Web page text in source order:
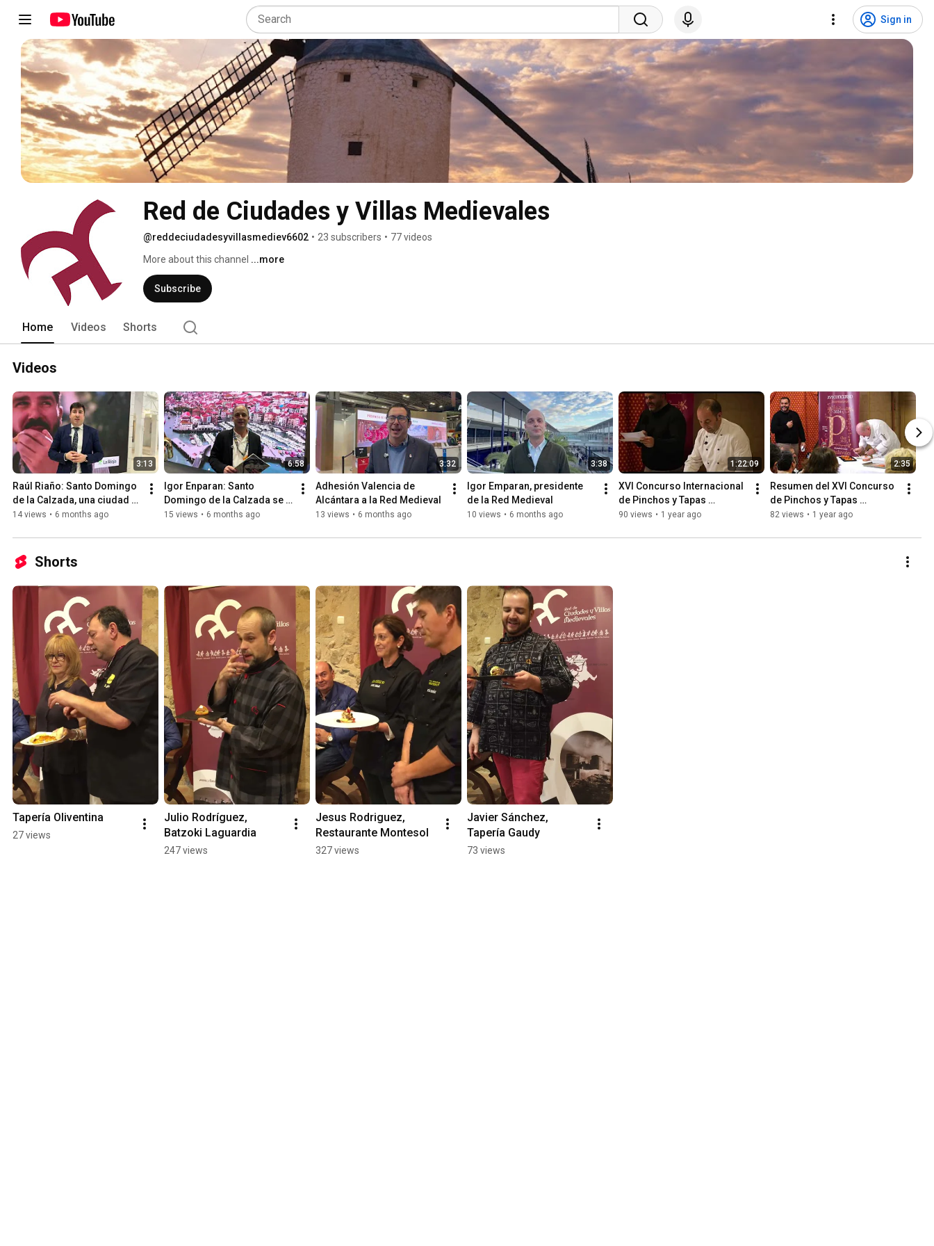
Sign in
Red de Ciudades y Villas Medievales
@reddeciudadesyvillasmediev6602 • 23 subscribers • 77 videos
More about this channel ...more
Subscribe
Home Videos Shorts
Videos
3:13
Raúl Riaño: Santo Domingo
de la Calzada, una ciudad
medieval comprometida
14 views • 6 months ago
6:58
Igor Enparan: Santo
Domingo de la Calzada se
suma a la Red de Ciudades
15 views • 6 months ago
3:32
Adhesión Valencia de
Alcántara a la Red Medieval
13 views • 6 months ago
3:38
Igor Emparan, presidente
de la Red Medieval
10 views • 6 months ago
1:22:09
XVI Concurso Internacional
de Pinchos y Tapas
Medievales
90 views • 1 year ago
2:35
Resumen del XVI Concurso
de Pinchos y Tapas
Medievales 2024
82 views • 1 year ago
Shorts
Tapería Oliventina
27 views
Julio Rodríguez,
Batzoki Laguardia
247 views
Jesus Rodriguez,
Restaurante Montesol
327 views
Javier Sánchez,
Tapería Gaudy
73 views